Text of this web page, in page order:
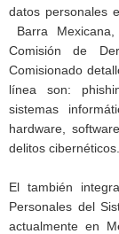
datos personales
Barra
Comisión de
Comisionado
línea son:
sistemas
hardware,
delitos cibernéticos.
El también
Personales del
actualmente en